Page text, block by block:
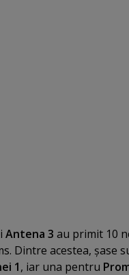
Antena 3 au primit 10
Dintre acestea,
1, iar una pentru